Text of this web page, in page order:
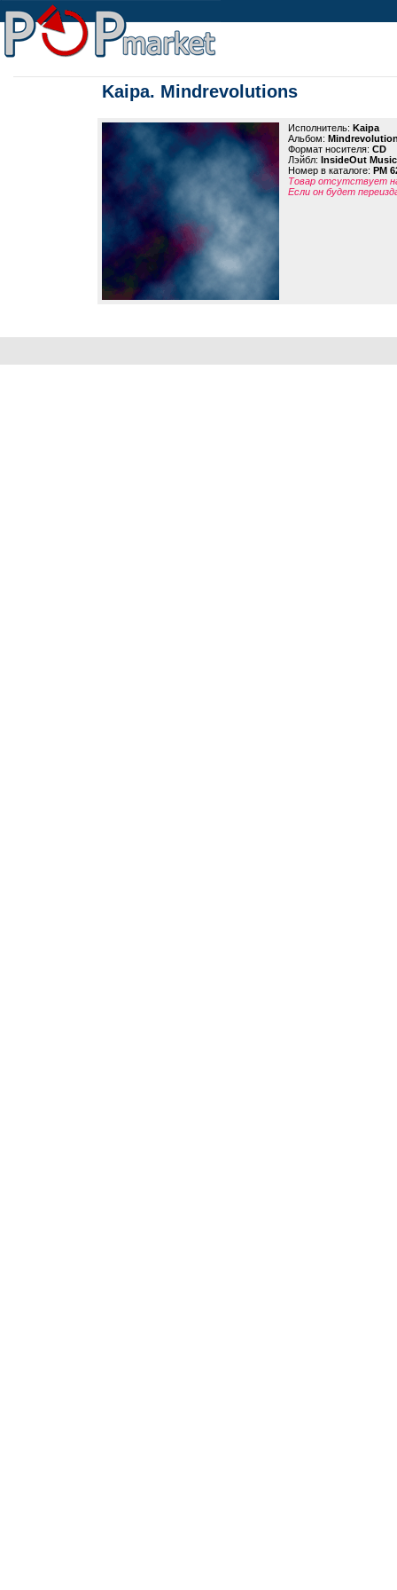
Kaipa. Mindrevolutions
Исполнитель: Kaipa
Альбом:
Формат носителя: CD
Лэйбл: InsideOut Music
Номер в каталоге: PM
Товар отсутствует
Если он будет